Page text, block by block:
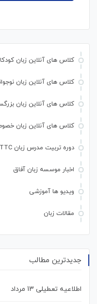
کلاس های آنلاین زبان
کلاس های آنلاین زبان
کلاس های آنلاین زبان
کلاس های آنلاین زبان
دوره تربیت مدرس زبان TTC
اخبار موسسه زبان آفاق
ویدیو ها آموزشی
مقالات زبان
جدیدترین مطالب
اطلاعیه تعطیلی 13 مرداد